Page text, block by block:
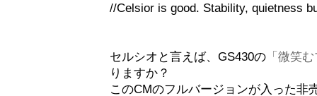
//Celsior is good. Stability, quietness
セルシオと言えば、GS430の 「微笑
りますか？
このCMのフルバージョンが入った非